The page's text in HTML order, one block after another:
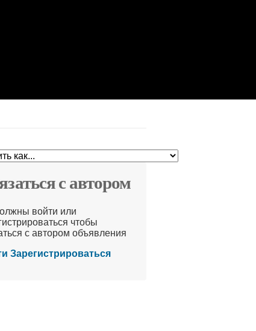
с автором
войти или
чтобы
с автором объявления
Зарегистрироваться